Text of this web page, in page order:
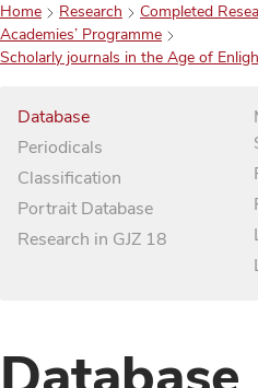
Home Research
Completed
Academies’ Programme
Scholarly journals in the Age of
Database
Periodicals
Classification
Portrait Database
Research in GJZ 18